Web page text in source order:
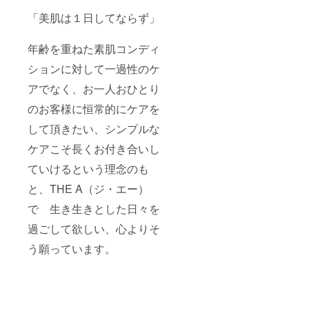
「美肌は１日してならず」
年齢を重ねた素肌コンディ
ションに対して一過性のケ
アでなく、お一人おひとり
のお客様に恒常的にケアを
して頂きたい、シンプルな
ケアこそ長くお付き合いし
ていけるという理念のも
と、THE A（ジ・エー）
で 生き生きとした日々を
過ごして欲しい、心よりそ
う願っています。